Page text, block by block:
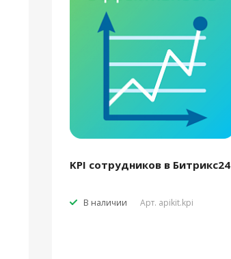
KPI сотрудников в Битрикс24
В наличии Арт. apikit.kpi